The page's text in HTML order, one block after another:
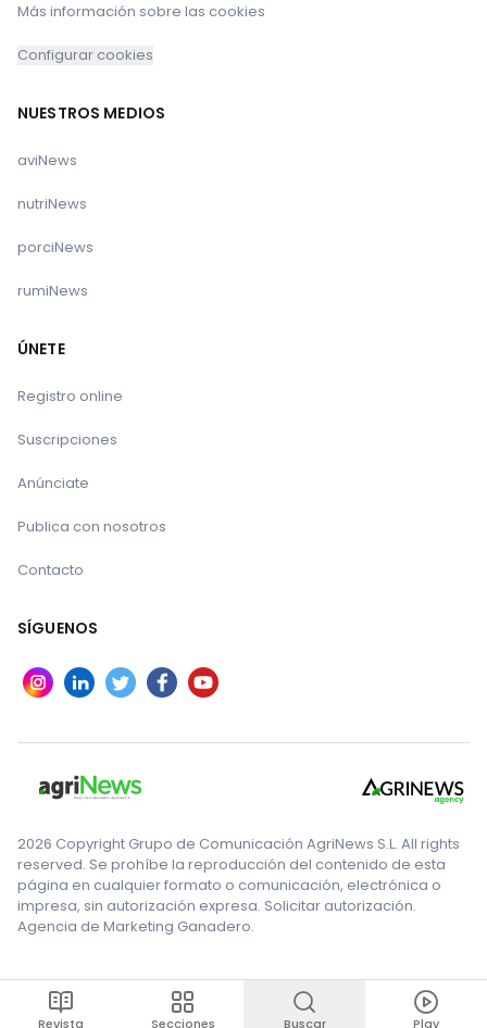
Revista Secciones Buscar Play
Más información sobre las cookies
Configurar cookies
NUESTROS MEDIOS
aviNews
nutriNews
porciNews
rumiNews
ÚNETE
Registro online
Suscripciones
Anúnciate
Publica con nosotros
Contacto
SÍGUENOS
2026 Copyright Grupo de Comunicación AgriNews S.L. All rights
reserved. Se prohíbe la reproducción del contenido de esta
página en cualquier formato o comunicación, electrónica o
impresa, sin autorización expresa. Solicitar autorización.
Agencia de Marketing Ganadero.